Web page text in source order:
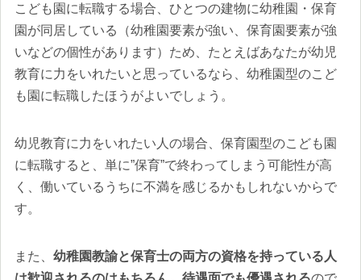
こども園に転職する場合、ひとつの建物に幼稚園・保育
園が同居している（幼稚園要素が強い、保育園要素が強
いなどの個性があります）ため、たとえばあなたが幼児
教育に力をいれたいと思っているなら、幼稚園型のこど
も園に転職したほうがよいでしょう。
幼児教育に力をいれたい人の場合、保育園型のこども園
に転職すると、単に”保育”で終わってしまう可能性が高
く、働いているうちに不満を感じるかもしれないからで
す。
また、 幼稚園教諭と保育士の両方の資格を持っている人